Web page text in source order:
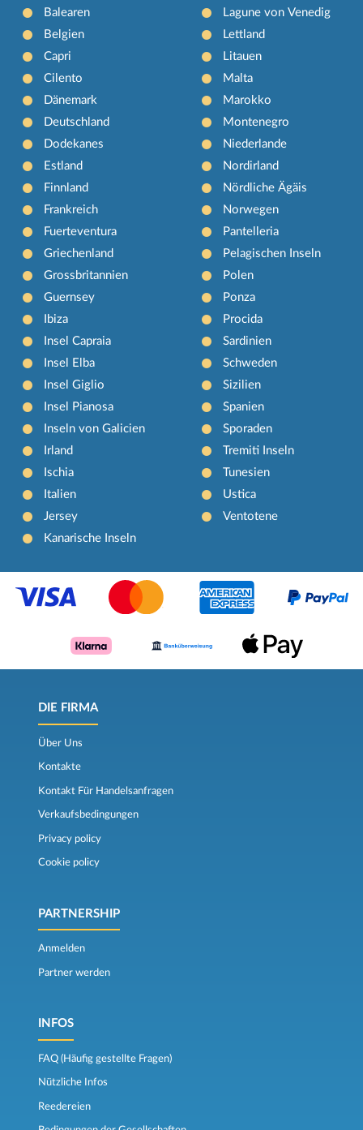
Balearen
Belgien
Capri
Cilento
Dänemark
Deutschland
Dodekanes
Estland
Finnland
Frankreich
Fuerteventura
Griechenland
Grossbritannien
Guernsey
Ibiza
Insel Capraia
Insel Elba
Insel Giglio
Insel Pianosa
Inseln von Galicien
Irland
Ischia
Italien
Jersey
Kanarische Inseln
Lagune von Venedig
Lettland
Litauen
Malta
Marokko
Montenegro
Niederlande
Nordirland
Nördliche Ägäis
Norwegen
Pantelleria
Pelagischen Inseln
Polen
Ponza
Procida
Sardinien
Schweden
Sizilien
Spanien
Sporaden
Tremiti Inseln
Tunesien
Ustica
Ventotene
DIE FIRMA
Über Uns
Kontakte
Kontakt Für Handelsanfragen
Verkaufsbedingungen
Privacy policy
Cookie policy
PARTNERSHIP
Anmelden
Partner werden
INFOS
FAQ (Häufig gestellte Fragen)
Nützliche Infos
Reedereien